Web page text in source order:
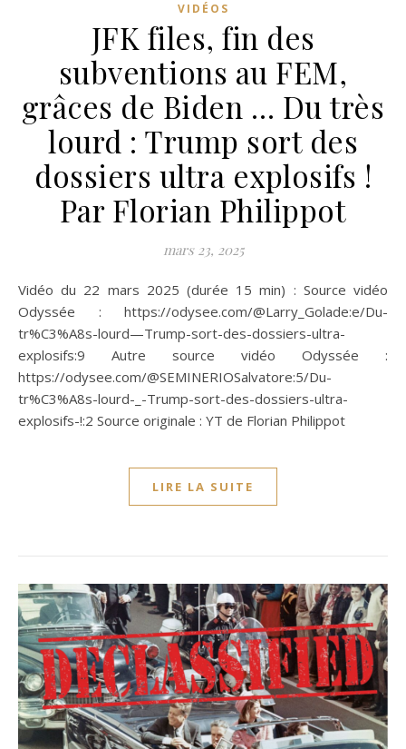
VIDÉOS
JFK files, fin des
subventions au FEM,
grâces de Biden … Du très
lourd : Trump sort des
dossiers ultra explosifs !
Par Florian Philippot
mars 23, 2025
Vidéo du 22 mars 2025 (durée 15 min) : Source vidéo
Odyssée : https://odysee.com/@Larry_Golade:e/Du-
tr%C3%A8s-lourd—Trump-sort-des-dossiers-ultra-
explosifs:9 Autre source vidéo Odyssée :
https://odysee.com/@SEMINERIOSalvatore:5/Du-
tr%C3%A8s-lourd-_-Trump-sort-des-dossiers-ultra-
explosifs-!:2 Source originale : YT de Florian Philippot
LIRE LA SUITE